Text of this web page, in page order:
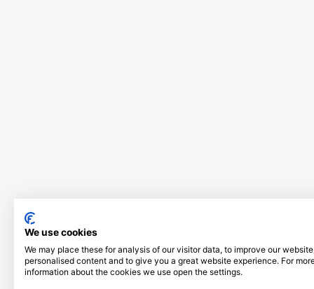
We use cookies
We may place these for analysis of our visitor data, to improve our
personalised content and to give you a great website experience. For
information about the cookies we use open the settings.